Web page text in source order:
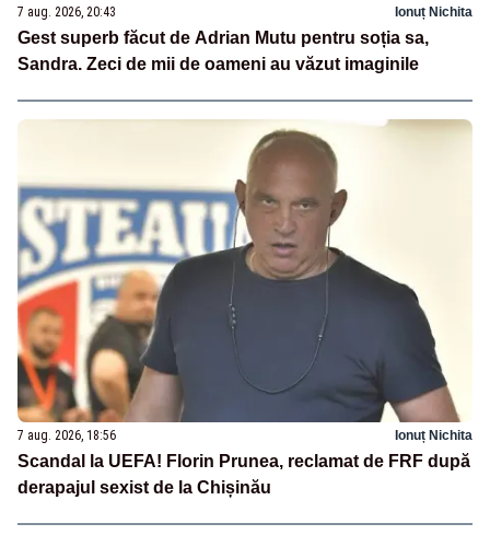
7 aug. 2026, 20:43 Ionuț Nichita
Gest superb făcut de Adrian Mutu pentru soția sa,
Sandra. Zeci de mii de oameni au văzut imaginile
7 aug. 2026, 18:56 Ionuț Nichita
Scandal la UEFA! Florin Prunea, reclamat de FRF după
derapajul sexist de la Chișinău